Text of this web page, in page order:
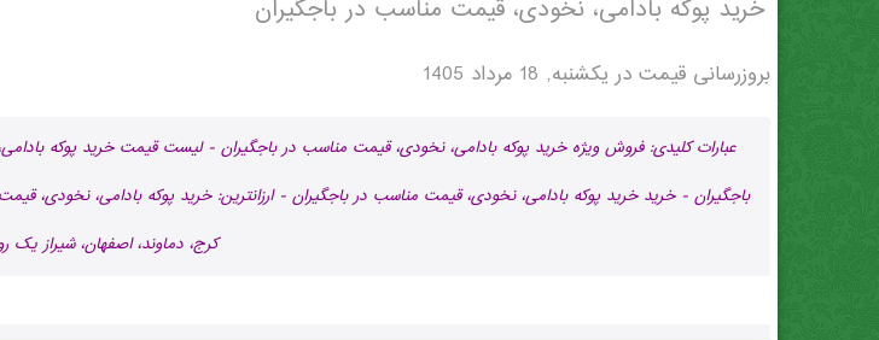
خرید پوکه بادامی، نخودی، قیمت مناسب در باجگيران
بروزرسانی قیمت در یکشنبه, 18 مرداد 1405
عبارات کلیدی: فروش ویژه خرید پوکه بادامی، نخودی، قیمت مناسب در باجگيران - لیست قیمت خرید پوکه
باجگيران - خرید خرید پوکه بادامی، نخودی، قیمت مناسب در باجگيران - ارزانترین: خرید پوکه بادامی، نخودی،
کرج، دماوند، اصفهان، شیراز یک